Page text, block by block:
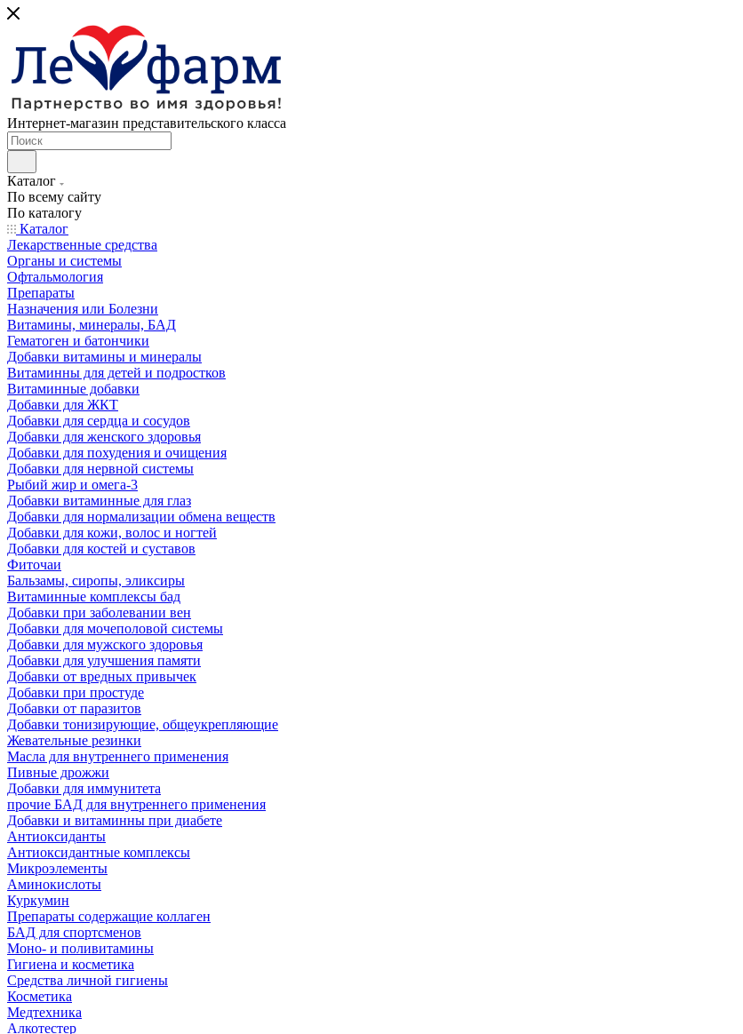
Интернет-магазин представительского класса
Каталог
По всему сайту
По каталогу
Каталог
Лекарственные средства
Органы и системы
Офтальмология
Препараты
Назначения или Болезни
Витамины, минералы, БАД
Гематоген и батончики
Добавки витамины и минералы
Витаминны для детей и подростков
Витаминные добавки
Добавки для ЖКТ
Добавки для сердца и сосудов
Добавки для женского здоровья
Добавки для похудения и очищения
Добавки для нервной системы
Рыбий жир и омега-3
Добавки витаминные для глаз
Добавки для нормализации обмена веществ
Добавки для кожи, волос и ногтей
Добавки для костей и суставов
Фиточаи
Бальзамы, сиропы, эликсиры
Витаминные комплексы бад
Добавки при заболевании вен
Добавки для мочеполовой системы
Добавки для мужского здоровья
Добавки для улучшения памяти
Добавки от вредных привычек
Добавки при простуде
Добавки от паразитов
Добавки тонизирующие, общеукрепляющие
Жевательные резинки
Масла для внутреннего применения
Пивные дрожжи
Добавки для иммунитета
прочие БАД для внутреннего применения
Добавки и витаминны при диабете
Антиоксиданты
Антиоксидантные комплексы
Микроэлементы
Аминокислоты
Куркумин
Препараты содержащие коллаген
БАД для спортсменов
Моно- и поливитамины
Гигиена и косметика
Средства личной гигиены
Косметика
Медтехника
Алкотестер